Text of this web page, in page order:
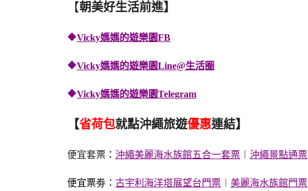
【朝美好生活前進】
🔶Vicky媽媽的遊樂園FB
🔶Vicky媽媽的遊樂園Line@生活圈
🔶Vicky媽媽的遊樂園Telegram
【省荷包就點沖繩旅遊優惠連結】
便宜套票 ： 沖繩美麗海水族館五合一套票 沖繩景點通票
便宜票劵： 古宇利海洋塔展望台門票 美麗海水族館門票